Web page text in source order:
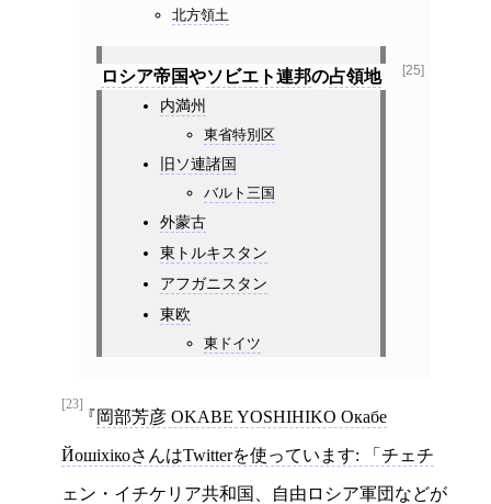
北方領土
[25]
ロシア帝国やソビエト連邦の占領地
内満州
東省特別区
旧ソ連諸国
バルト三国
外蒙古
東トルキスタン
アフガニスタン
東欧
東ドイツ
[23]
岡部芳彦 OKABE YOSHIHIKO Окабе
ЙошіхікоさんはTwitterを使っています: 「チェチ
ェン・イチケリア共和国、自由ロシア軍団などが